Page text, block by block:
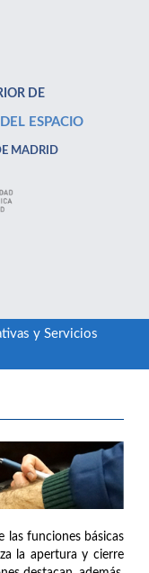
DE
ESPACIO
MADRID
y Servicios
las funciones básicas
la apertura y cierre